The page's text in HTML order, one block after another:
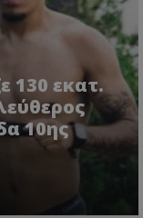
130 εκατ.
10ης